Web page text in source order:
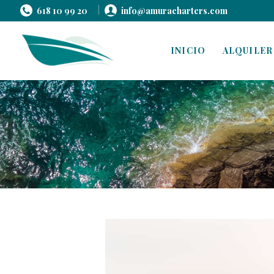
618 10 99 20 info@amuracharters.com
INICIO ALQUILER